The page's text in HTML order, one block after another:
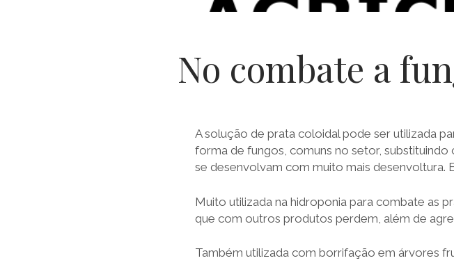
No combate a
A solução de prata coloidal pode ser utilizada
forma de fungos, comuns no setor,
se desenvolvam com muito mais desenvoltura.
Muito utilizada na hidroponia para combate as
que com outros produtos perdem, além de
Também utilizada com borrifação em árvores